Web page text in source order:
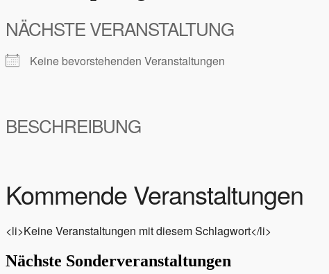
NÄCHSTE VERANSTALTUNG
Keine bevorstehenden Veranstaltungen
BESCHREIBUNG
Kommende Veranstaltungen
<li>Keine Veranstaltungen mit diesem Schlagwort</li>
Nächste Sonderveranstaltungen